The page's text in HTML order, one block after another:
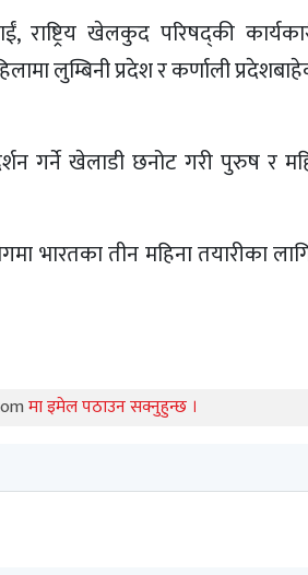
राष्ट्रिय खेलकुद परिषद्की
लुम्बिनी प्रदेश र कर्णाली
गर्ने खेलाडी छनोट गरी पुरुष र
भारतका तीन महिना तयारीका
मा इमेल पठाउन सक्नुहुन्छ ।